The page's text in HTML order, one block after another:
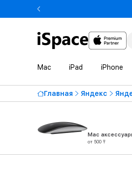
Mac iPad iPhone
Главная Яндекс
Mac
от 500 ₸